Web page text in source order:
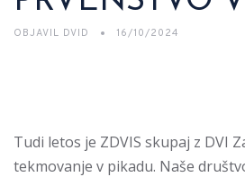
OBJAVIL DVID 16/10/2024
Tudi letos je ZDVIS skupaj z DVI
tekmovanje v pikadu. Naše